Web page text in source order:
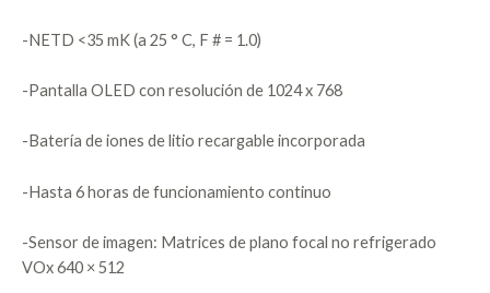
-NETD <35 mK (a 25 ° C, F # = 1.0)
-Pantalla OLED con resolución de 1024 x 768
-Batería de iones de litio recargable incorporada
-Hasta 6 horas de funcionamiento continuo
-Sensor de imagen: Matrices de plano focal no refrigerado
VOx 640 × 512